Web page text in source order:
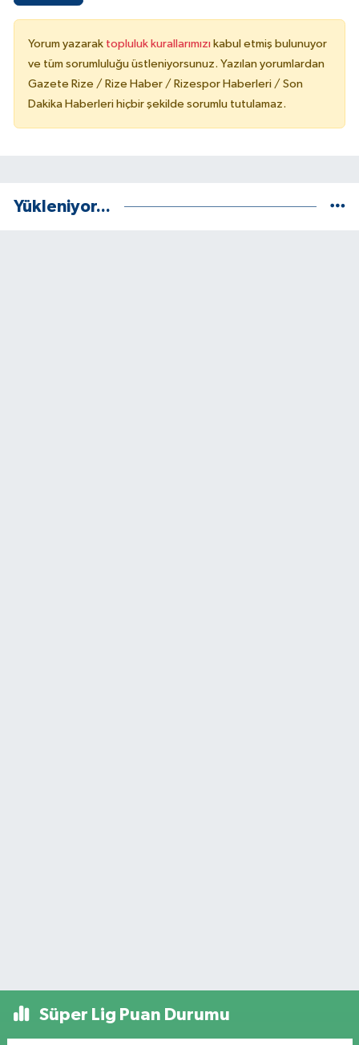
Yorum yazarak topluluk kurallarımızı kabul etmiş bulunuyor
ve tüm sorumluluğu üstleniyorsunuz. Yazılan yorumlardan
Gazete Rize / Rize Haber / Rizespor Haberleri / Son
Dakika Haberleri hiçbir şekilde sorumlu tutulamaz.
Yükleniyor...
Süper Lig Puan Durumu